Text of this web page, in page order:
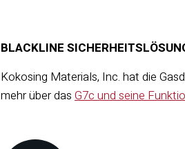
BLACKLINE
Kokosing Materials, Inc. hat die
mehr über das G7c und seine